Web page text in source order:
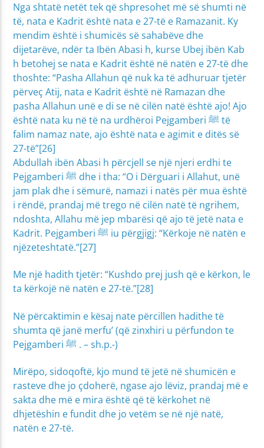
Nga shtatë netët tek që shpresohet më së shumti në
të, nata e Kadrit është nata e 27-të e Ramazanit. Ky
mendim është i shumicës së sahabëve dhe
dijetarëve, ndër ta Ibën Abasi h, kurse Ubej ibën Kab
h betohej se nata e Kadrit është në natën e 27-të dhe
thoshte: “Pasha Allahun që nuk ka të adhuruar tjetër
përveç Atij, nata e Kadrit është në Ramazan dhe
pasha Allahun unë e di se në cilën natë është ajo! Ajo
është nata ku në të na urdhëroi Pejgamberi ﷺ të
falim namaz nate, ajo është nata e agimit e ditës së
27-të”[26]
Abdullah ibën Abasi h përcjell se një njeri erdhi te
Pejgamberi ﷺ dhe i tha: “O i Dërguari i Allahut, unë
jam plak dhe i sëmurë, namazi i natës për mua është
i rëndë, prandaj më trego në cilën natë të ngrihem,
ndoshta, Allahu më jep mbarësi që ajo të jetë nata e
Kadrit. Pejgamberi ﷺ iu përgjigj: “Kërkoje në natën e
njëzeteshtatë.”[27]
Me një hadith tjetër: “Kushdo prej jush që e kërkon, le
ta kërkojë në natën e 27-të.”[28]
Në përcaktimin e kësaj nate përcillen hadithe të
shumta që janë merfu’ (që zinxhiri u përfundon te
Pejgamberi ﷺ . – sh.p.-)
Mirëpo, sidoqoftë, kjo mund të jetë në shumicën e
rasteve dhe jo çdoherë, ngase ajo lëviz, prandaj më e
sakta dhe më e mira është që të kërkohet në
dhjetëshin e fundit dhe jo vetëm se në një natë,
natën e 27-të.